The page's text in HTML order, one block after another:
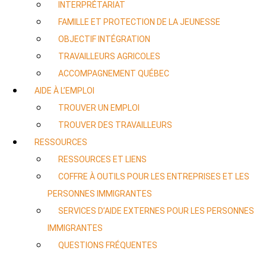
INTERPRÉTARIAT
FAMILLE ET PROTECTION DE LA JEUNESSE
OBJECTIF INTÉGRATION
TRAVAILLEURS AGRICOLES
ACCOMPAGNEMENT QUÉBEC
AIDE À L’EMPLOI
TROUVER UN EMPLOI
TROUVER DES TRAVAILLEURS
RESSOURCES
RESSOURCES ET LIENS
COFFRE À OUTILS POUR LES ENTREPRISES ET LES
PERSONNES IMMIGRANTES
SERVICES D’AIDE EXTERNES POUR LES PERSONNES
IMMIGRANTES
QUESTIONS FRÉQUENTES